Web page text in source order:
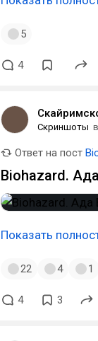
5
4
Скриншоты
Ответ на пост
Biohazard.
Показать
22 4 1
4 3